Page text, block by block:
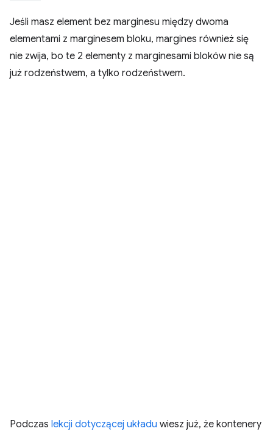
Jeśli masz element bez marginesu między dwoma
elementami z marginesem bloku, margines również się
nie zwija, bo te 2 elementy z marginesami bloków nie są
już rodzeństwem, a tylko rodzeństwem.
Podczas lekcji dotyczącej układu wiesz już, że kontenery